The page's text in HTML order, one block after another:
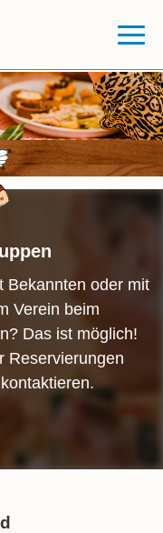
Bekannten oder mit
Verein beim
Das ist möglich!
Reservierungen